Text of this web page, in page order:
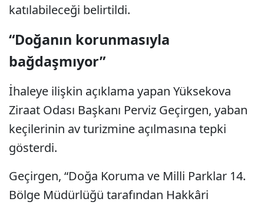
katılabileceği belirtildi.
“Doğanın korunmasıyla
bağdaşmıyor”
İhaleye ilişkin açıklama yapan Yüksekova
Ziraat Odası Başkanı Perviz Geçirgen, yaban
keçilerinin av turizmine açılmasına tepki
gösterdi.
Geçirgen, “Doğa Koruma ve Milli Parklar 14.
Bölge Müdürlüğü tarafından Hakkâri